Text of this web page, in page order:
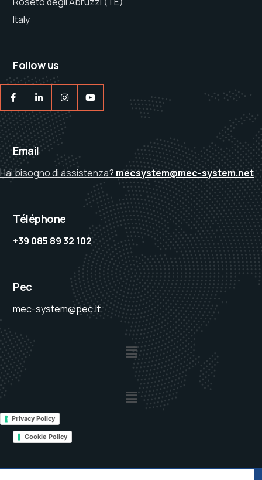
Italy
Follow us
Email
Hai bisogno di assistenza? mecsystem@mec-system.net
Téléphone
+39 085 89 32 102
Pec
mec-system@pec.it
Privacy Policy
Cookie Policy